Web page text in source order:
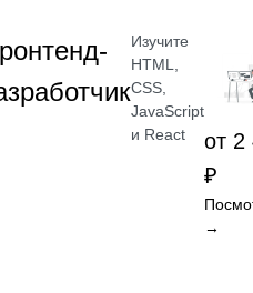
Изучите
HTML,
CSS,
JavaScript
и React
от 2
₽
→